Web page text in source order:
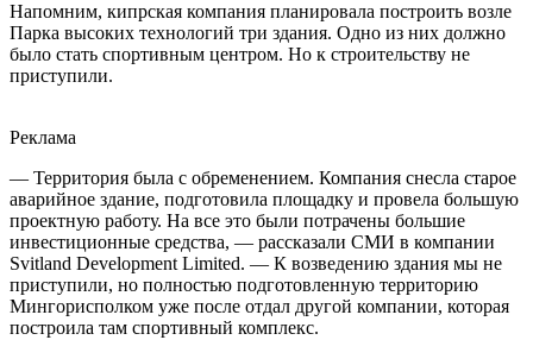
Напомним, кипрская компания планировала построить возле
Парка высоких технологий три здания. Одно из них должно
было стать спортивным центром. Но к строительству не
приступили.
Реклама
— Территория была с обременением. Компания снесла старое
аварийное здание, подготовила площадку и провела большую
проектную работу. На все это были потрачены большие
инвестиционные средства, — рассказали СМИ в компании
Svitland Development Limited. — К возведению здания мы не
приступили, но полностью подготовленную территорию
Мингорисполком уже после отдал другой компании, которая
построила там спортивный комплекс.